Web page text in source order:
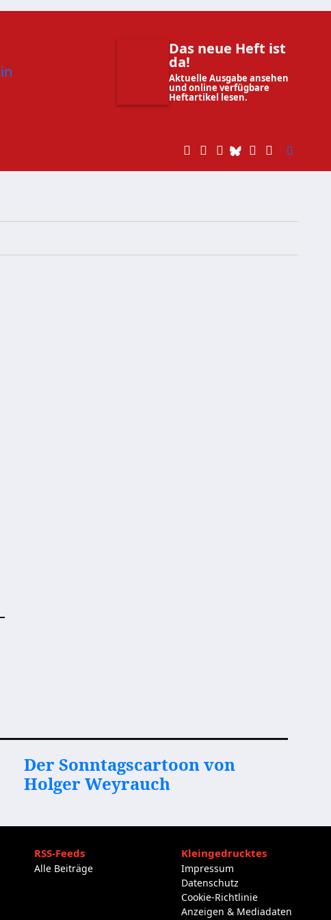
Das neue Heft ist
da!
Aktuelle Ausgabe ansehen
und online verfügbare
Heftartikel lesen.
Der Sonntagscartoon von
Holger Weyrauch
RSS-Feeds
Alle Beiträge
Kleingedrucktes
Impressum
Datenschutz
Cookie-Richtlinie
Anzeigen & Mediadaten